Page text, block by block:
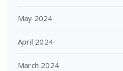
May 2024
April 2024
March 2024